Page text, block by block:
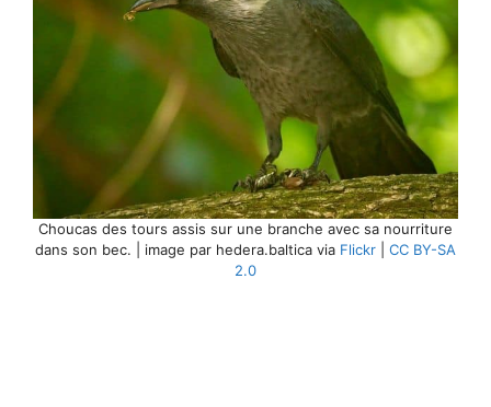
Choucas des tours assis sur une branche avec sa nourriture
dans son bec. | image par hedera.baltica via Flickr
CC BY-SA
2.0